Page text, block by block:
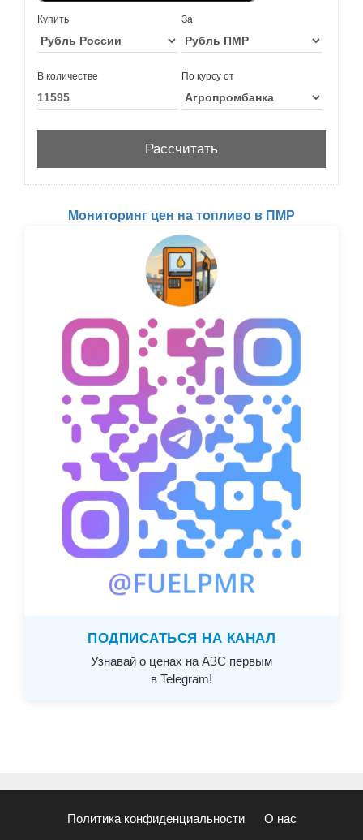
Купить За
В количестве По курсу от
Мониторинг цен на топливо в ПМР
ПОДПИСАТЬСЯ НА КАНАЛ
Узнавай о ценах на АЗС первым
в Telegram!
Политика конфиденциальности О нас